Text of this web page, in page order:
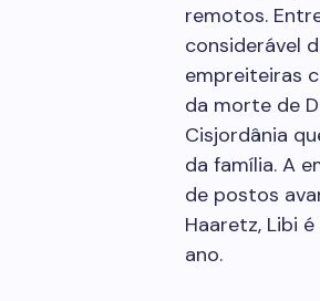
remotos.
considerável
empreiteiras
da morte de
Cisjordânia
da família. A
de postos
Haaretz, Libi
ano.